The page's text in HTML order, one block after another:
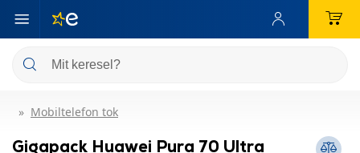
Mobiltelefon tok
Gigapack Huawei Pura 70 Ultra